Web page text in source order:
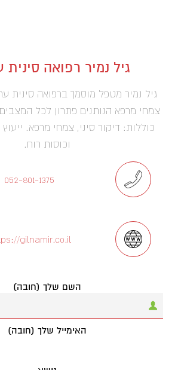
גיל נמיר רפואה
גיל נמיר מטפל מוסמך ברפואה סינית
צמחי מרפא הנותנים פתרון לכל
כוללות: דיקור סיני, צמחי מרפא.
וכוסות רוח.
052-801-1375
gilnamir.co.il/
השם שלך (חובה)
האימייל שלך (חובה)